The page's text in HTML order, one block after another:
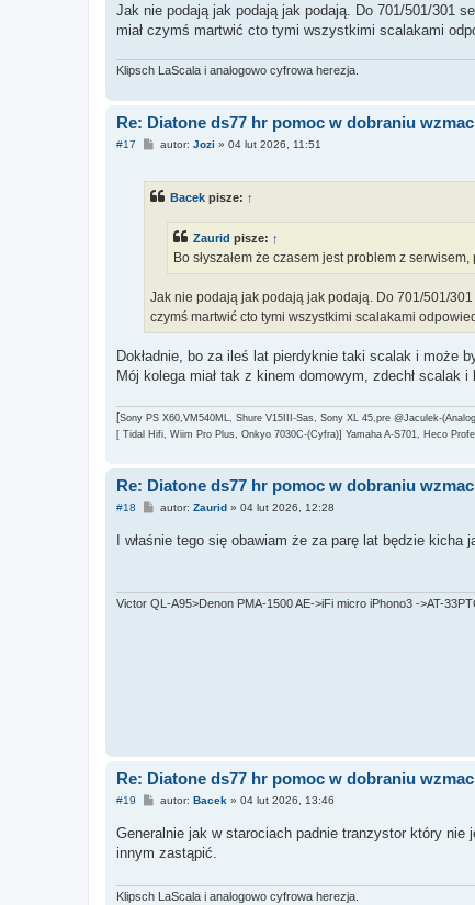
Jak nie podają jak podają jak podają. Do 701/501/301
miał czymś martwić cto tymi wszystkimi scalakami
Klipsch LaScala i analogowo cyfrowa herezja.
Re: Diatone ds77 hr pomoc w dobraniu
#17
P
t
autor: Jozi » 04 lut 2026, 11:51
Bacek pisze: ↑
Zaurid pisze: ↑
Bo słyszałem że czasem jest problem z
Jak nie podają jak podają jak podają. Do 701/501/
czymś martwić cto tymi wszystkimi scalakami
Dokładnie, bo za ileś lat pierdyknie taki scalak i może
Mój kolega miał tak z kinem domowym, zdechł scalak
[Sony PS X60,VM540ML, Shure V15III-Sas, Sony XL 45,pre @Jaculek-
[ Tidal Hifi, Wiim Pro Plus, Onkyo 7030C-(Cyfra)] Yamaha A-S701, Heco
Re: Diatone ds77 hr pomoc w dobraniu
#18
P
t
autor: Zaurid» 04 lut 2026, 12:28
I właśnie tego się obawiam że za parę lat będzie kicha
Victor QL-A95>Denon PMA-1500 AE->iFi micro iPhono3 ->AT-
Re: Diatone ds77 hr pomoc w dobraniu
#19
P
t
autor: Bacek » 04 lut 2026, 13:46
Generalnie jak w starociach padnie tranzystor który
innym zastąpić.
Klipsch LaScala i analogowo cyfrowa herezja.